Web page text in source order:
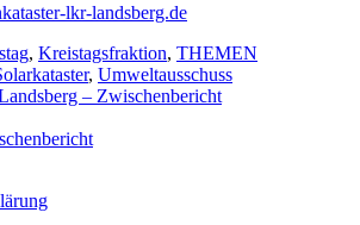
lkr-landsberg.de
, Kreistagsfraktion, THEMEN
, Umweltausschuss
– Zwischenbericht